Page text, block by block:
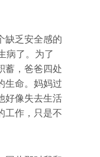
缺乏安全感的
病了。为了
蓄，爸爸四处
生命。妈妈过
好像失去生活
工作，只是不